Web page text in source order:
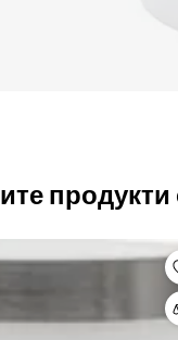
продукти